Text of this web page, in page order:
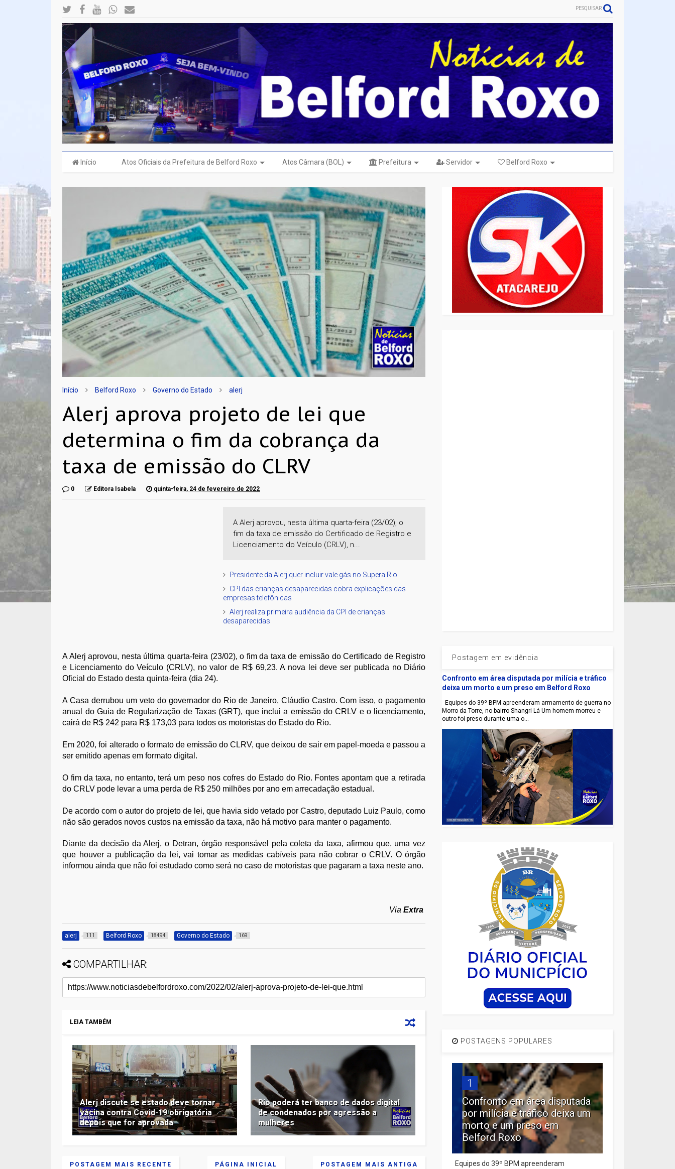
PESQUISAR
Início Atos Oficiais da Prefeitura de Belford Roxo Atos Câmara (BOL) Prefeitura Servidor Belford Roxo
Início Belford Roxo Governo do Estado alerj
Alerj aprova projeto de lei que
determina o fim da cobrança da
taxa de emissão do CLRV
0 Editora Isabela quinta-feira, 24 de fevereiro de 2022
A Alerj aprovou, nesta última quarta-feira (23/02), o
fim da taxa de emissão do Certificado de Registro e
Licenciamento do Veículo (CRLV), n...
Presidente da Alerj quer incluir vale gás no Supera Rio
CPI das crianças desaparecidas cobra explicações das
empresas telefônicas
Alerj realiza primeira audiência da CPI de crianças
desaparecidas
A Alerj aprovou, nesta última quarta-feira (23/02), o fim da taxa de emissão do Certificado de Registro
e Licenciamento do Veículo (CRLV), no valor de R$ 69,23. A nova lei deve ser publicada no Diário
Oficial do Estado desta quinta-feira (dia 24).
A Casa derrubou um veto do governador do Rio de Janeiro, Cláudio Castro. Com isso, o pagamento
anual do Guia de Regularização de Taxas (GRT), que inclui a emissão do CRLV e o licenciamento,
cairá de R$ 242 para R$ 173,03 para todos os motoristas do Estado do Rio.
Em 2020, foi alterado o formato de emissão do CLRV, que deixou de sair em papel-moeda e passou a
ser emitido apenas em formato digital.
O fim da taxa, no entanto, terá um peso nos cofres do Estado do Rio. Fontes apontam que a retirada
do CRLV pode levar a uma perda de R$ 250 milhões por ano em arrecadação estadual.
De acordo com o autor do projeto de lei, que havia sido vetado por Castro, deputado Luiz Paulo, como
não são gerados novos custos na emissão da taxa, não há motivo para manter o pagamento.
Diante da decisão da Alerj, o Detran, órgão responsável pela coleta da taxa, afirmou que, uma vez
que houver a publicação da lei, vai tomar as medidas cabíveis para não cobrar o CRLV. O órgão
informou ainda que não foi estudado como será no caso de motoristas que pagaram a taxa neste ano.
ViaExtra
alerj 111 Belford Roxo 18494 Governo do Estado 169
COMPARTILHAR:
LEIA TAMBÉM
Alerj discute se estado deve tornar
vacina contra Covid-19 obrigatória
depois que for aprovada
Rio poderá ter banco de dados digital
de condenados por agressão a
mulheres
POSTAGEM MAIS RECENTE POSTAGEM MAIS ANTIGA
PÁGINA INICIAL
Postagem em evidência
Confronto em área disputada por milícia e tráfico
deixa um morto e um preso em Belford Roxo
Equipes do 39º BPM apreenderam armamento de guerra no
Morro da Torre, no bairro Shangri-Lá Um homem morreu e
outro foi preso durante uma o...
POSTAGENS POPULARES
1
Confronto em área disputada
por milícia e tráfico deixa um
morto e um preso em
Belford Roxo
Equipes do 39º BPM apreenderam